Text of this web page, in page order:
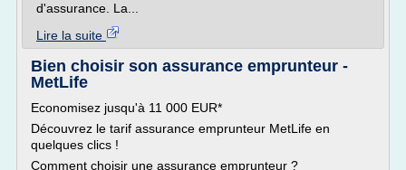
d'assurance. La...
Lire la suite
Bien choisir son assurance emprunteur -
MetLife
Economisez jusqu'à 11 000 EUR*
Découvrez le tarif assurance emprunteur MetLife en
quelques clics !
Comment choisir une assurance emprunteur ?